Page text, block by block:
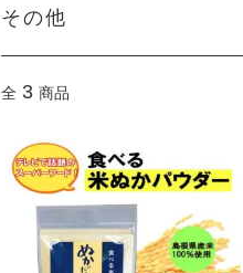
その他
全 3 商品